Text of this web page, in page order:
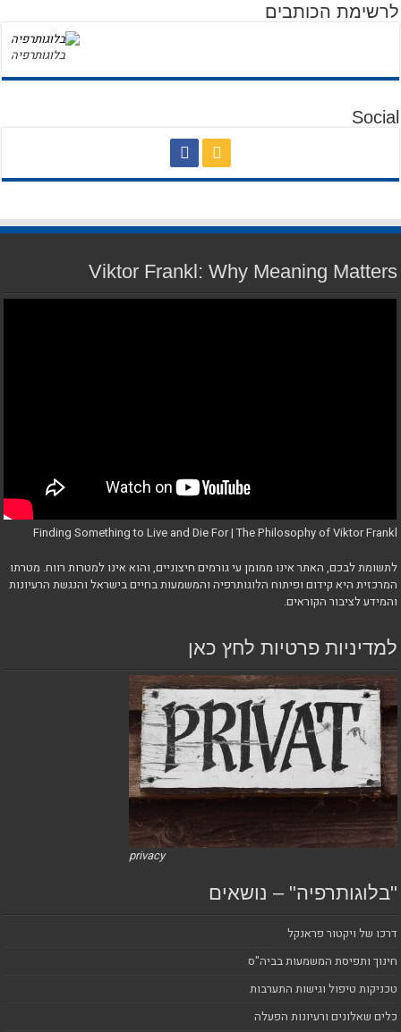
לרשימת הכותבים
בלוגותרפיה
Social
Viktor Frankl: Why Meaning Matters
Finding Something to Live and Die For | The Philosophy of Viktor Frankl
לתשומת לבכם, האתר אינו ממומן עי גורמים חיצוניים, והוא אינו למטרות רווח. מטרתו
המרכזית היא קידום ופיתוח הלוגותרפיה והמשמעות בחיים בישראל והנגשת הרעיונות
והמידע לציבור הקוראים.
למדיניות פרטיות לחץ כאן
privacy
"בלוגותרפיה" – נושאים
דרכו של ויקטור פראנקל
חינוך ותפיסת המשמעות בביה"ס
טכניקות טיפול וגישות התערבות
כלים שאלונים ורעיונות הפעלה